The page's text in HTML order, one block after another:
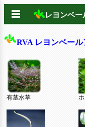
☰ レヨンベー
RVA レヨンベー
有茎水草